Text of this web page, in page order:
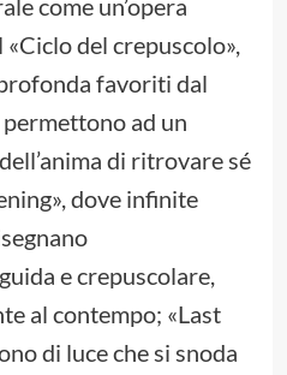
come un’opera
del crepuscolo»,
favoriti dal
ad un
di ritrovare sé
dove infinite
e crepuscolare,
al contempo; «Last
di luce che si snoda